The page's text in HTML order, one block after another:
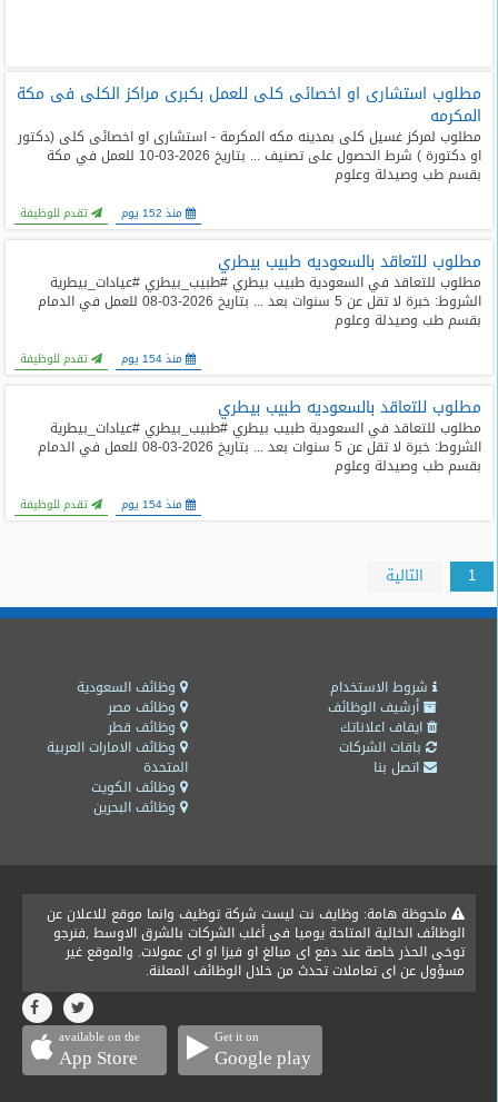
مطلوب استشارى او اخصائى كلى للعمل بكبرى مراكز الكلى فى مكة
المكرمه
مطلوب لمركز غسيل كلى بمدينه مكه المكرمة - استشارى او اخصائى كلى (دكتور
او دكتورة ) شرط الحصول على تصنيف ... بتاريخ 2026-03-10 للعمل في مكة
بقسم طب وصيدلة وعلوم
منذ 152 يوم تقدم للوظيفة
مطلوب للتعاقد بالسعوديه طبيب بيطري
مطلوب للتعاقد في السعودية طبيب بيطري #طبيب_بيطري #عيادات_بيطرية
الشروط: خبرة لا تقل عن 5 سنوات بعد ... بتاريخ 2026-03-08 للعمل في الدمام
بقسم طب وصيدلة وعلوم
منذ 154 يوم تقدم للوظيفة
مطلوب للتعاقد بالسعوديه طبيب بيطري
مطلوب للتعاقد في السعودية طبيب بيطري #طبيب_بيطري #عيادات_بيطرية
الشروط: خبرة لا تقل عن 5 سنوات بعد ... بتاريخ 2026-03-08 للعمل في الدمام
بقسم طب وصيدلة وعلوم
منذ 154 يوم تقدم للوظيفة
1 التالية
وظائف السعودية
وظائف مصر
وظائف قطر
وظائف الامارات العربية
المتحدة
وظائف الكويت
وظائف البحرين
شروط الاستخدام
أرشيف الوظائف
ايقاف اعلاناتك
باقات الشركات
اتصل بنا
ملحوظة هامة: وظايف نت ليست شركة توظيف وانما موقع للاعلان عن
الوظائف الخالية المتاحة يوميا فى أغلب الشركات بالشرق الاوسط ,فنرجو
توخى الحذر خاصة عند دفع اى مبالغ او فيزا او اى عمولات. والموقع غير
مسؤول عن اى تعاملات تحدث من خلال الوظائف المعلنة.
available on the
App Store
Get it on
Google play